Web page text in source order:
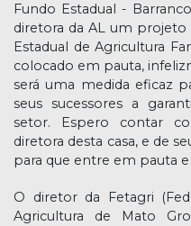
Fundo Estadual -
diretora da AL um projeto
Estadual de Agricultura
colocado em pauta,
será uma medida eficaz
seus sucessores a
setor. Espero contar
diretora desta casa, e de
para que entre em pauta
O diretor da Fetagri
Agricultura de Mato